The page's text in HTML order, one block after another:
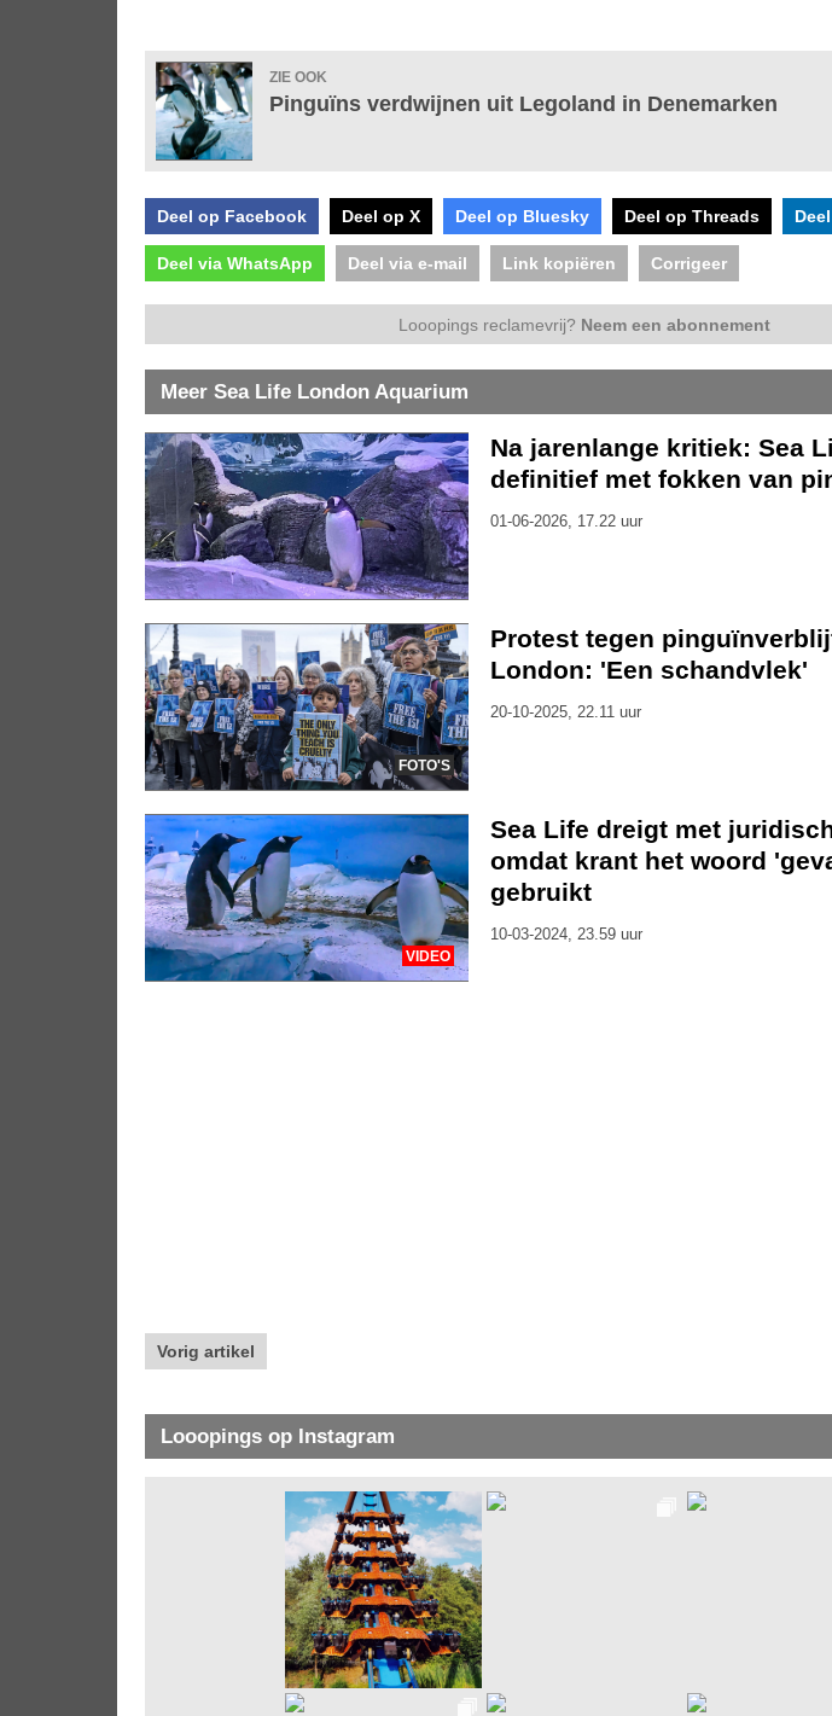
ZIE OOK
Pinguïns verdwijnen uit Legoland in Denemarken
Deel op Facebook Deel op X Deel op Bluesky Deel op Threads
Deel via WhatsApp Deel via e-mail Link kopiëren Corrigeer
Looopings reclamevrij? Neem een abonnement
Meer Sea Life London Aquarium
Na jarenlange kritiek: Sea
definitief met fokken van
01-06-2026, 17.22 uur
FOTO'S
Protest tegen
London: 'Een schandvlek'
20-10-2025, 22.11 uur
VIDEO
Sea Life dreigt met
omdat krant het woord
gebruikt
10-03-2024, 23.59 uur
Vorig artikel
Looopings op Instagram